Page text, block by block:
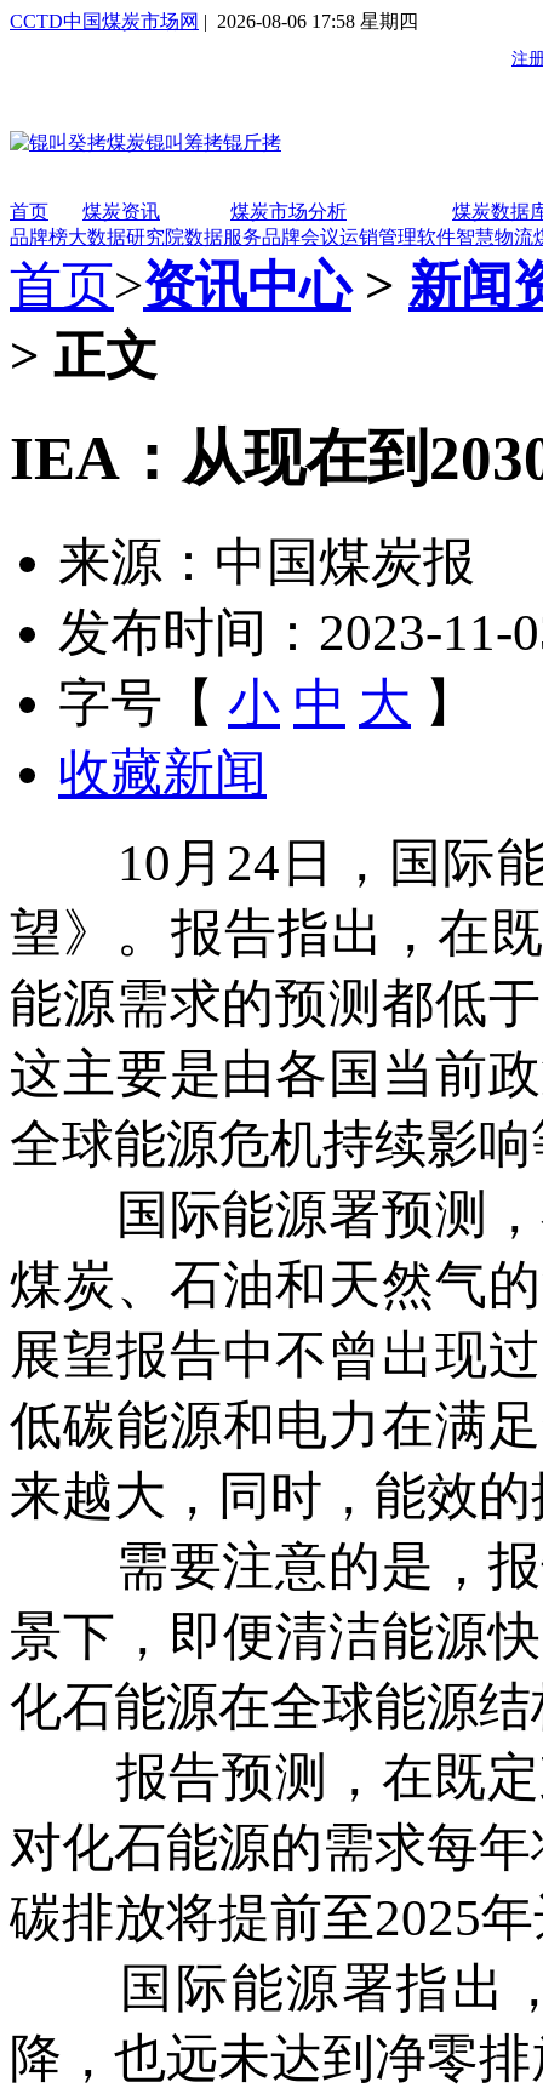
CCTD中国煤炭市场网 | 2026-08-06 17:58 星期四
首页 煤炭资讯 煤炭市场分析
煤炭数据
品牌榜大数据研究院数据服务品牌会议运销管理软件智慧物流
首页>资讯中心> 新闻
> 正文
IEA：从现在到
来源：中国煤炭报
发布时间：2023-11-
字号【 小 中 大 】
收藏新闻
10月24日，国际能
望》。报告指出，在
能源需求的预测都低
这主要是由各国当前
全球能源危机持续影
国际能源署预测，
煤炭、石油和天然气
展望报告中不曾出现
低碳能源和电力在满
来越大，同时，能效
需要注意的是，报
景下，即便清洁能源
化石能源在全球能源
报告预测，在既定
对化石能源的需求每
碳排放将提前至2025
国际能源署指出，
降，也远未达到净零